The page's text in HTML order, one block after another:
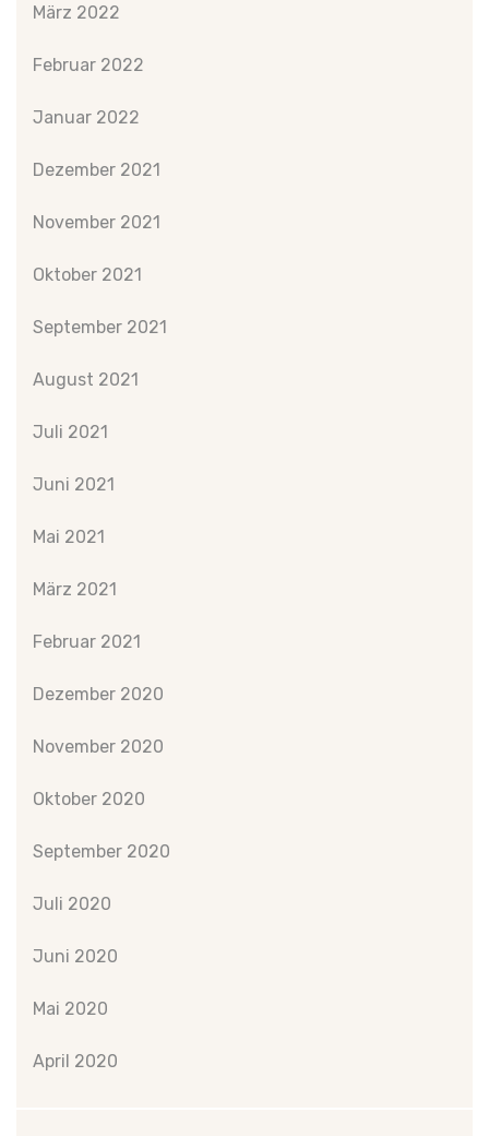
März 2022
Februar 2022
Januar 2022
Dezember 2021
November 2021
Oktober 2021
September 2021
August 2021
Juli 2021
Juni 2021
Mai 2021
März 2021
Februar 2021
Dezember 2020
November 2020
Oktober 2020
September 2020
Juli 2020
Juni 2020
Mai 2020
April 2020